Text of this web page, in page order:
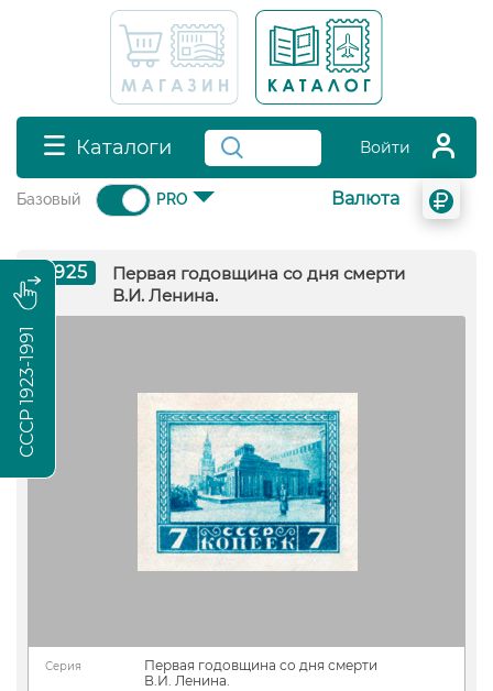
Каталоги Войти
Базовый PRO Валюта
1925
Первая годовщина со дня смерти
В.И. Ленина.
Серия
Первая годовщина со дня смерти
В.И. Ленина.
СССР 1923-1991